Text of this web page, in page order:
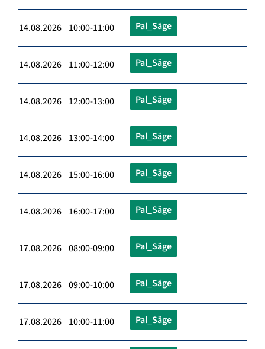
14.08.2026 10:00-11:00 Pal_Säge
14.08.2026 11:00-12:00 Pal_Säge
14.08.2026 12:00-13:00 Pal_Säge
14.08.2026 13:00-14:00 Pal_Säge
14.08.2026 15:00-16:00 Pal_Säge
14.08.2026 16:00-17:00 Pal_Säge
17.08.2026 08:00-09:00 Pal_Säge
17.08.2026 09:00-10:00 Pal_Säge
17.08.2026 10:00-11:00 Pal_Säge